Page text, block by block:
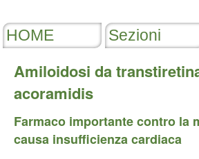
Amiloidosi da
acoramidis
Farmaco importante contro la
causa insufficienza cardiaca